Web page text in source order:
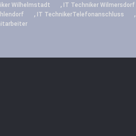
Wilhelmstadt , IT Techniker Wilmersdorf
, IT TechnikerTelefonanschluss ,